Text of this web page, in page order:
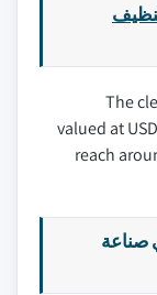
The
valued at
reach
صناعة